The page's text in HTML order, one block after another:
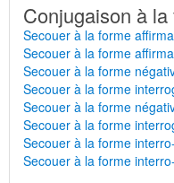
Conjugaison à
Secouer à la forme
Secouer à la forme
Secouer à la forme
Secouer à la forme
Secouer à la forme
Secouer à la forme
Secouer à la forme
Secouer à la forme